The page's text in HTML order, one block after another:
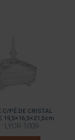
C/PÉ DE CRISTAL
19,5×16,5×21,5cm
LYOR-1009